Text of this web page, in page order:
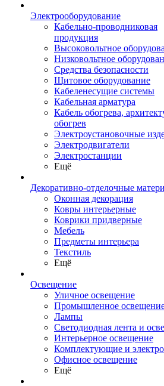
Электрооборудование
Кабельно-проводниковая
продукция
Высоковольтное
Низковольтное
Средства безопасности
Щитовое оборудование
Кабеленесущие системы
Кабельная арматура
Кабель обогрева,
обогрев
Электроустановочные
Электродвигатели
Электростанции
Ещё
Декоративно-отделочные
Оконная декорация
Ковры интерьерные
Коврики придверные
Мебель
Предметы интерьера
Текстиль
Ещё
Освещение
Уличное освещение
Промышленное
Лампы
Светодиодная лента и
Интерьерное освещение
Комплектующие и
Офисное освещение
Ещё